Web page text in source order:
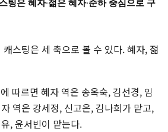
팅은 혜자·젊은 혜자·준하 중심으로 구
캐스팅은 세 축으로 볼 수 있다. 혜자, 젊
따르면 혜자 역은 송옥숙, 김선경, 임
역은 강세정, 신고은, 김나희가 맡고,
, 윤서빈이 맡는다.